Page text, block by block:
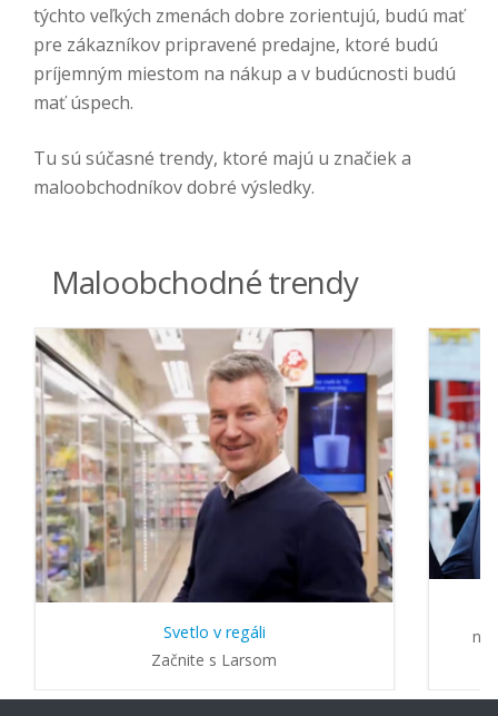
týchto veľkých zmenách dobre zorientujú, budú mať
pre zákazníkov pripravené predajne, ktoré budú
príjemným miestom na nákup a v budúcnosti budú
mať úspech.
Tu sú súčasné trendy, ktoré majú u značiek a
maloobchodníkov dobré výsledky.
Maloobchodné trendy
Svetlo v regáli
Začnite s Larsom
na